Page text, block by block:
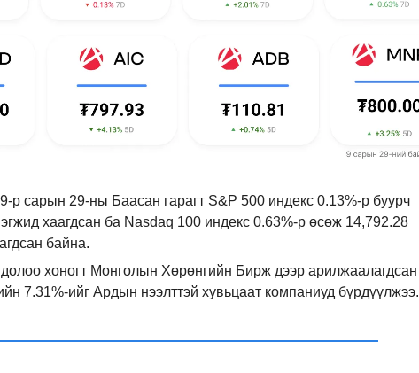
р сарын 29-ны Баасан гарагт S&P 500 индекс 0.13%-р буурч
хаагдсан ба Nasdaq 100 индекс 0.63%-р өсөж 14,792.28
байна.
хоногт Монголын Хөрөнгийн Бирж дээр арилжаалагдсан
7.31%-ийг Ардын нээлттэй хувьцаат компаниуд бүрдүүлжээ.